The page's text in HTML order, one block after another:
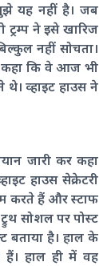
यह नहीं है। जब
ट्रम्प ने इसे खारिज
नहीं सोचता।
कहा कि वे आज भी
व्हाइट हाउस ने
जारी कर कहा
हाउस सेक्रेटरी
करते हैं और स्टाफ
सोशल पर पोस्ट
बताया है। हाल के
हैं। हाल ही में वह